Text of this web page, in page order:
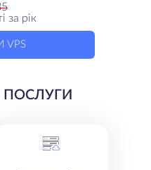
за рік
VPS
ПОСЛУГИ